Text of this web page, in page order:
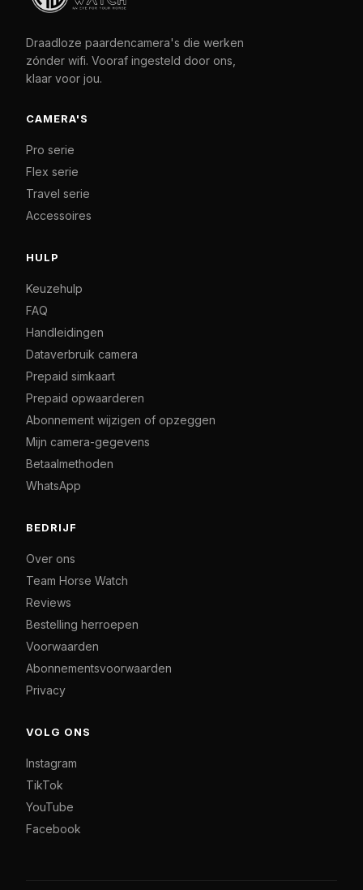
Draadloze paardencamera's die werken
zónder wifi. Vooraf ingesteld door ons,
klaar voor jou.
CAMERA'S
Pro serie
Flex serie
Travel serie
Accessoires
HULP
Keuzehulp
FAQ
Handleidingen
Dataverbruik camera
Prepaid simkaart
Prepaid opwaarderen
Abonnement wijzigen of opzeggen
Mijn camera-gegevens
Betaalmethoden
WhatsApp
BEDRIJF
Over ons
Team Horse Watch
Reviews
Bestelling herroepen
Voorwaarden
Abonnementsvoorwaarden
Privacy
VOLG ONS
Instagram
TikTok
YouTube
Facebook